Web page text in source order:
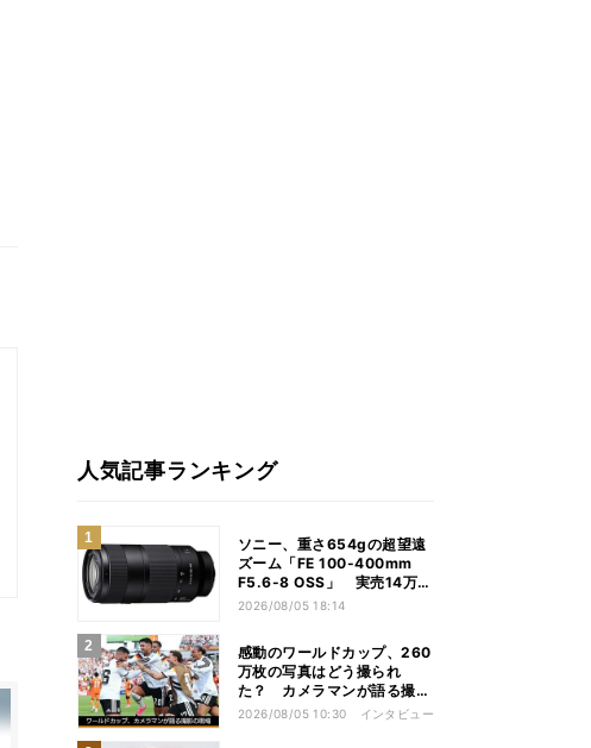
人気記事ランキング
ソニー、重さ654gの超望遠
ズーム「FE 100-400mm
F5.6-8 OSS」 実売14万円
前後
2026/08/05 18:14
感動のワールドカップ、260
万枚の写真はどう撮られ
た？ カメラマンが語る撮影
の現場
2026/08/05 10:30 インタビュー